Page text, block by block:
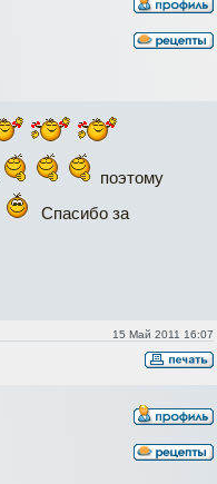
поэтому
Спасибо за
15 Май 2011 16:07